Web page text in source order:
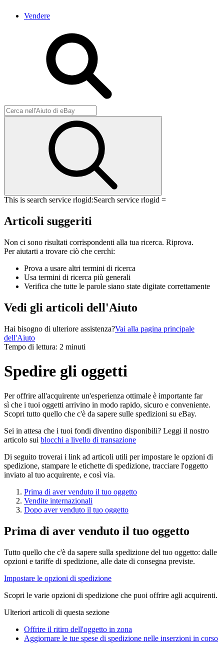
Vendere
This is search service rlogid:Search service rlogid =
Articoli suggeriti
Non ci sono risultati corrispondenti alla tua ricerca. Riprova.
Per aiutarti a trovare ciò che cerchi:
Prova a usare altri termini di ricerca
Usa termini di ricerca più generali
Verifica che tutte le parole siano state digitate correttamente
Vedi gli articoli dell'Aiuto
Hai bisogno di ulteriore assistenza?Vai alla pagina principale
dell'Aiuto
Tempo di lettura: 2 minuti
Spedire gli oggetti
Per offrire all'acquirente un'esperienza ottimale è importante far
sì che i tuoi oggetti arrivino in modo rapido, sicuro e conveniente.
Scopri tutto quello che c'è da sapere sulle spedizioni su eBay.
Sei in attesa che i tuoi fondi diventino disponibili? Leggi il nostro
articolo sui blocchi a livello di transazione
Di seguito troverai i link ad articoli utili per impostare le opzioni di
spedizione, stampare le etichette di spedizione, tracciare l'oggetto
inviato al tuo acquirente, e così via.
Prima di aver venduto il tuo oggetto
Vendite internazionali
Dopo aver venduto il tuo oggetto
Prima di aver venduto il tuo oggetto
Tutto quello che c'è da sapere sulla spedizione del tuo oggetto: dalle
opzioni e tariffe di spedizione, alle date di consegna previste.
Impostare le opzioni di spedizione
Scopri le varie opzioni di spedizione che puoi offrire agli acquirenti.
Ulteriori articoli di questa sezione
Offrire il ritiro dell'oggetto in zona
Aggiornare le tue spese di spedizione nelle inserzioni in corso